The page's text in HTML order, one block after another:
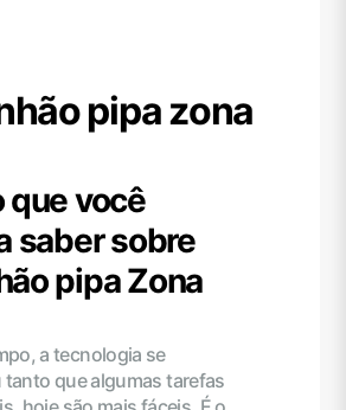
pipa zona
que você
saber sobre
pipa Zona
a tecnologia se
que algumas tarefas